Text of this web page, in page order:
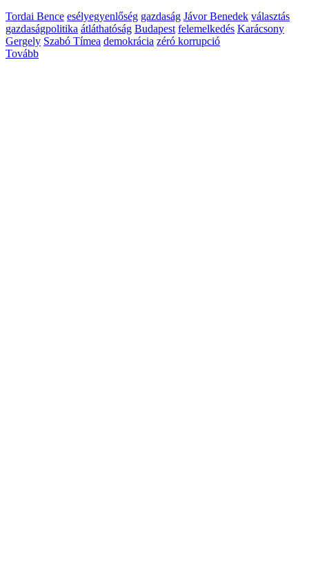
Tordai Bence esélyegyenlőség gazdaság Jávor Benedek választás
gazdaságpolitika átláthatóság Budapest felemelkedés Karácsony
Gergely Szabó Tímea demokrácia zéró korrupció
Tovább